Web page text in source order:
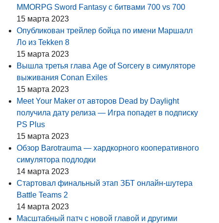
MMORPG Sword Fantasy с битвами 700 vs 700
15 марта 2023
Опубликован трейлер бойца по имени Маршалл
Ло из Tekken 8
15 марта 2023
Вышла третья глава Age of Sorcery в симуляторе
выживания Conan Exiles
15 марта 2023
Meet Your Maker от авторов Dead by Daylight
получила дату релиза — Игра попадет в подписку
PS Plus
15 марта 2023
Обзор Barotrauma — хардкорного кооперативного
симулятора подлодки
14 марта 2023
Стартовал финальный этап ЗБТ онлайн-шутера
Battle Teams 2
14 марта 2023
Масштабный патч с новой главой и другими